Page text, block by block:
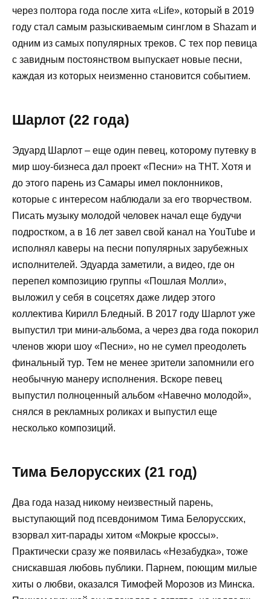
через полтора года после хита «Life», который в 2019
году стал самым разыскиваемым синглом в Shazam и
одним из самых популярных треков. С тех пор певица
с завидным постоянством выпускает новые песни,
каждая из которых неизменно становится событием.
Шарлот (22 года)
Эдуард Шарлот – еще один певец, которому путевку в
мир шоу-бизнеса дал проект «Песни» на ТНТ. Хотя и
до этого парень из Самары имел поклонников,
которые с интересом наблюдали за его творчеством.
Писать музыку молодой человек начал еще будучи
подростком, а в 16 лет завел свой канал на YouTube и
исполнял каверы на песни популярных зарубежных
исполнителей. Эдуарда заметили, а видео, где он
перепел композицию группы «Пошлая Молли»,
выложил у себя в соцсетях даже лидер этого
коллектива Кирилл Бледный. В 2017 году Шарлот уже
выпустил три мини-альбома, а через два года покорил
членов жюри шоу «Песни», но не сумел преодолеть
финальный тур. Тем не менее зрители запомнили его
необычную манеру исполнения. Вскоре певец
выпустил полноценный альбом «Навечно молодой»,
снялся в рекламных роликах и выпустил еще
несколько композиций.
Тима Белорусских (21 год)
Два года назад никому неизвестный парень,
выступающий под псевдонимом Тима Белорусских,
взорвал хит-парады хитом «Мокрые кроссы».
Практически сразу же появилась «Незабудка», тоже
снискавшая любовь публики. Парнем, поющим милые
хиты о любви, оказался Тимофей Морозов из Минска.